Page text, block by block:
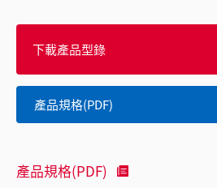
下載產品型錄
產品規格(PDF)
產品規格(PDF)